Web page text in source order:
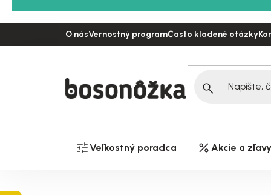
na
O násVernostný programČasto kladené otázky
Veľkostný poradca Akcie a zľavy